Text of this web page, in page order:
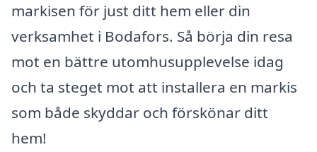
markisen för just ditt hem eller din
verksamhet i Bodafors. Så börja din resa
mot en bättre utomhusupplevelse idag
och ta steget mot att installera en markis
som både skyddar och förskönar ditt
hem!